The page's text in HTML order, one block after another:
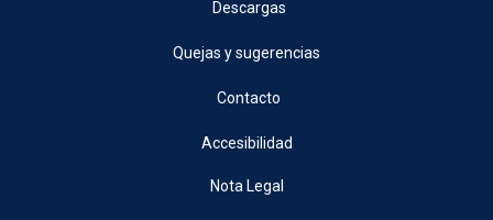
Descargas
Quejas y sugerencias
Contacto
Accesibilidad
Nota Legal